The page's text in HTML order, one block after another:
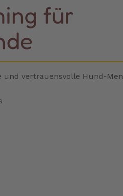
für
und vertrauensvolle Hund-